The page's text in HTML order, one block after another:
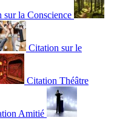
sur la Conscience
Citation sur le
Citation Théâtre
Amitié